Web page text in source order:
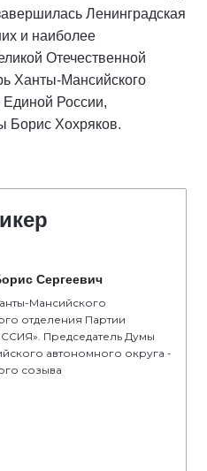
Ленинградская
и наиболее
Отечественной
Ханты-Мансийского
Единой России,
Борис Хохряков.
Сергеевич
Мансийского
отделения Партии
Председатель Думы
автономного округа -
созыва